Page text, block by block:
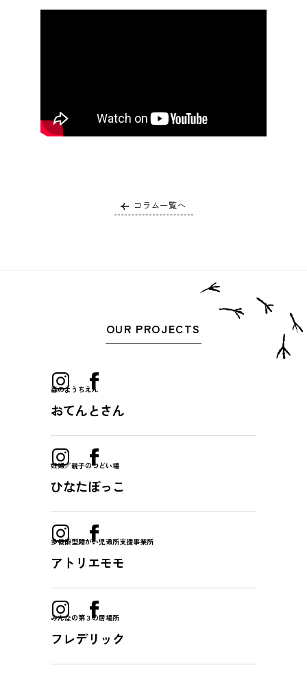
コラム一覧へ
OUR PROJECTS
森のようちえん
おてんとさん
妊婦／親子のつどい場
ひなたぼっこ
多機能型障がい児通所支援事業所
アトリエモモ
みんなの第３の居場所
フレデリック